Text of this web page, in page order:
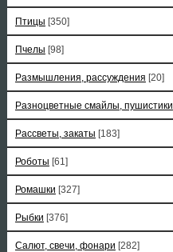
Птицы [350]
Пчелы [98]
Размышления, рассуждения [20]
Разноцветные смайлы, пушистики
Рассветы, закаты [183]
Роботы [61]
Ромашки [327]
Рыбки [376]
Салют, свечи, фонари [282]